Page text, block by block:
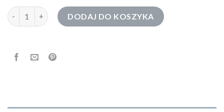
ilość bluza z kapturem męskaDODAJ DO KOSZYKA